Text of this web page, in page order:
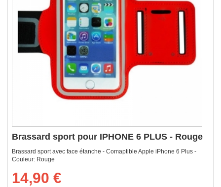
Brassard sport pour IPHONE 6 PLUS - Rouge
Brassard sport avec face étanche - Comaptible Apple iPhone 6 Plus -
Couleur: Rouge
14,90 €